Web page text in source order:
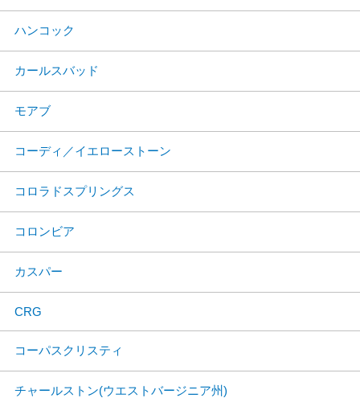
ハンコック
カールスバッド
モアブ
コーディ／イエローストーン
コロラドスプリングス
コロンビア
カスパー
CRG
コーパスクリスティ
チャールストン(ウエストバージニア州)